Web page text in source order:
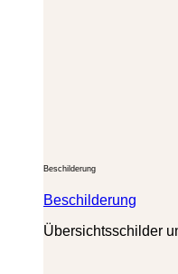
Beschilderung
Beschilderung
Übersichtsschilder